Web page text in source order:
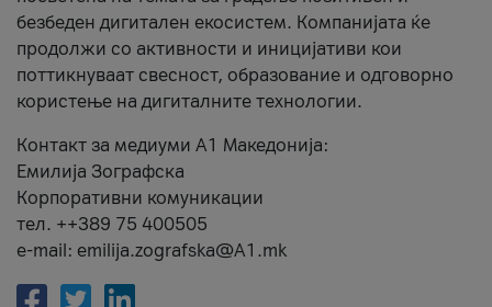
безбеден дигитален екосистем. Компанијата ќе
продолжи со активности и иницијативи кои
поттикнуваат свесност, образование и одговорно
користење на дигиталните технологии.
Контакт за медиуми А1 Македонија:
Емилија Зографска
Корпоративни комуникации
тел. ++389 75 400505
e-mail: emilija.zografska@A1.mk